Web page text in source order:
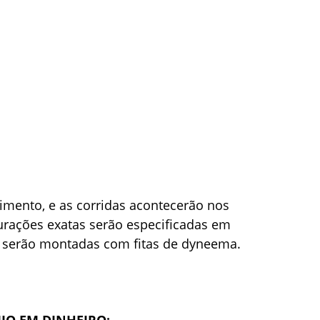
e as corridas acontecerão nos
exatas serão especificadas em
montadas com fitas de dyneema.